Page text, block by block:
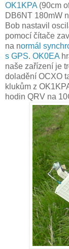
OK1KPA (90cm
DB6NT 180mW
Bob nastavil
pomocí čítače
na normál
s GPS. OK0EA
naše zařízení je
doladění OCXO
klukům z
hodin QRV na